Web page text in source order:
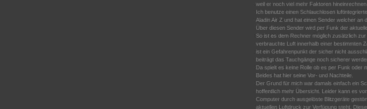
weil er noch viel mehr Faktoren hineinrechnen
Ich benutze einen Schlauchlosen
Aladin Air Z und hat einen Sender welcher
Über diesen Sender wird per Funk der
So ist es dem Rechner möglich zusätzlich
verbrauchte Luft innerhalb einer bestimmten
ist ein Gefahrenpunkt der sicher nicht
beiträgt das Tauchgänge noch sicherer
Da spielt es keine Rolle ob es per Funk oder
Beides hat hier seine Vor- und Nachteile.
Der Grund für mich war damals einfach ein
hoffentlich mehr Übersicht. Leider kann es
Computer durch ausgelöste Blitzgeräte
aktuellen Luftdruck zur Verfügung steht.